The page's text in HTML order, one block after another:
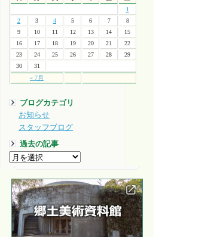
« 7月
1
2
3 4 5 6 7
8
9
10 11 12 13 14
15
16
17 18 19 20 21
22
23
24 25 26 27 28
29
30
31
ブログカテゴリ
お知らせ
スタッフブログ
過去の記事